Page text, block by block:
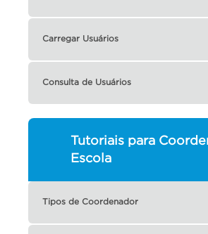
Carregar Usuários
Consulta de Usuários
Tutoriais para
Escola
Tipos de Coordenador